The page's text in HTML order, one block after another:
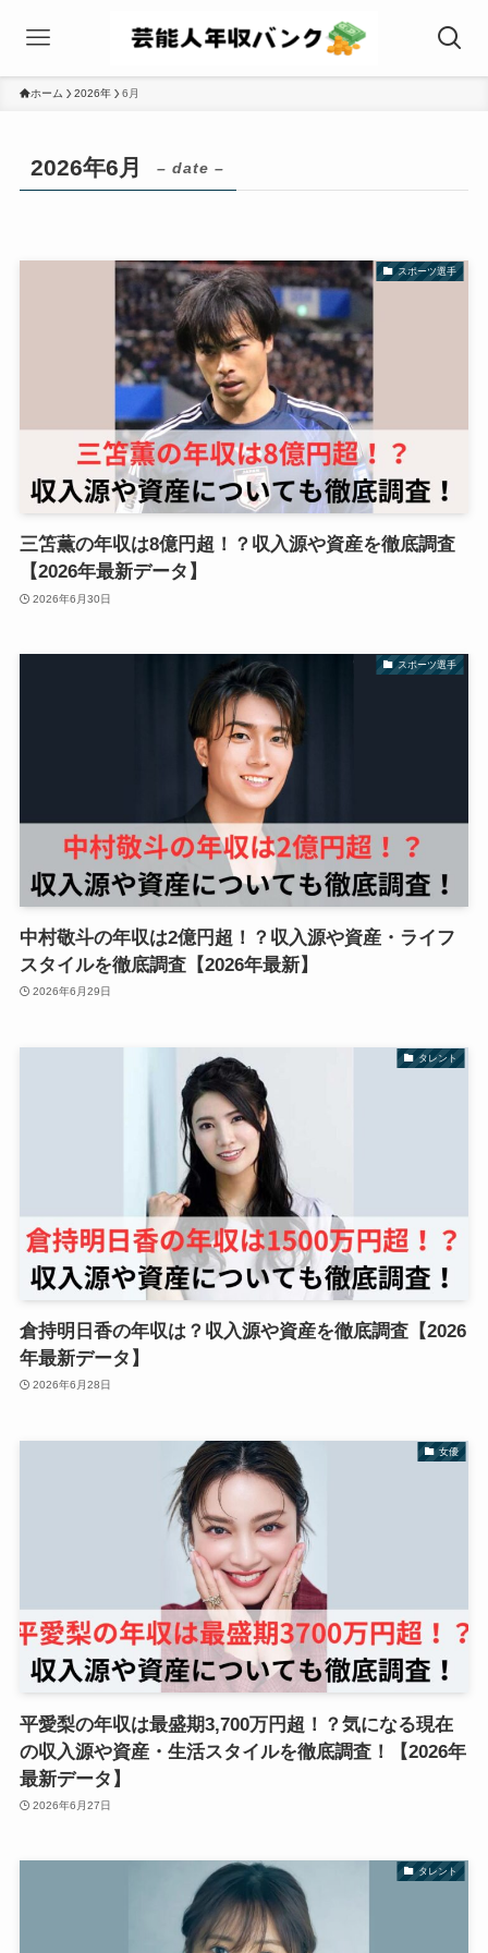
ホーム 2026年 6月
2026年6月 – date –
スポーツ選手
三笘薫の年収は8億円超！？収入源や資産を徹底調査
【2026年最新データ】
2026年6月30日
スポーツ選手
中村敬斗の年収は2億円超！？収入源や資産・ライフ
スタイルを徹底調査【2026年最新】
2026年6月29日
タレント
倉持明日香の年収は？収入源や資産を徹底調査【2026
年最新データ】
2026年6月28日
女優
平愛梨の年収は最盛期3,700万円超！？気になる現在
の収入源や資産・生活スタイルを徹底調査！【2026年
最新データ】
2026年6月27日
タレント